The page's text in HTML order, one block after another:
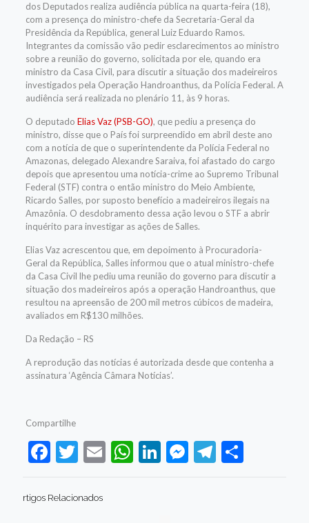
dos Deputados realiza audiência pública na quarta-feira (18),
com a presença do ministro-chefe da Secretaria-Geral da
Presidência da República, general Luiz Eduardo Ramos.
Integrantes da comissão vão pedir esclarecimentos ao ministro
sobre a reunião do governo, solicitada por ele, quando era
ministro da Casa Civil, para discutir a situação dos madeireiros
investigados pela Operação Handroanthus, da Polícia Federal. A
audiência será realizada no plenário 11, às 9 horas.
O deputado Elias Vaz (PSB-GO), que pediu a presença do
ministro, disse que o País foi surpreendido em abril deste ano
com a notícia de que o superintendente da Polícia Federal no
Amazonas, delegado Alexandre Saraiva, foi afastado do cargo
depois que apresentou uma notícia-crime ao Supremo Tribunal
Federal (STF) contra o então ministro do Meio Ambiente,
Ricardo Salles, por suposto benefício a madeireiros ilegais na
Amazônia. O desdobramento dessa ação levou o STF a abrir
inquérito para investigar as ações de Salles.
Elias Vaz acrescentou que, em depoimento à Procuradoria-
Geral da República, Salles informou que o atual ministro-chefe
da Casa Civil lhe pediu uma reunião do governo para discutir a
situação dos madeireiros após a operação Handroanthus, que
resultou na apreensão de 200 mil metros cúbicos de madeira,
avaliados em R$130 milhões.
Da Redação – RS
A reprodução das notícias é autorizada desde que contenha a
assinatura ‘Agência Câmara Notícias’.
Compartilhe
Facebook
Twitter
EmailWhatsApp
LinkedIn
Messenger
Telegram
Share
rtigos Relacionados